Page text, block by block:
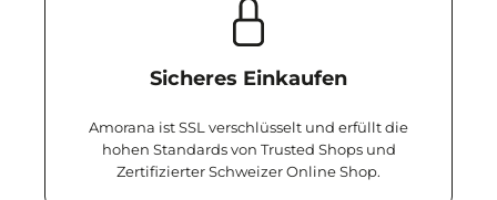
Sicheres Einkaufen
Amorana ist SSL verschlüsselt und erfüllt die
hohen Standards von Trusted Shops und
Zertifizierter Schweizer Online Shop.